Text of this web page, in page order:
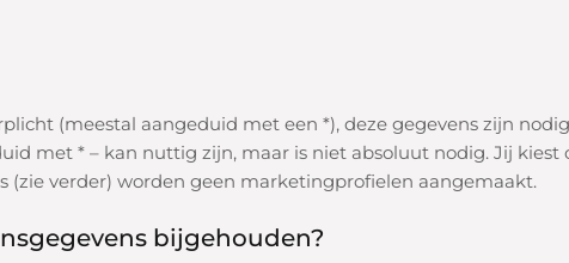
(meestal aangeduid met een *), deze gegevens zijn
met * – kan nuttig zijn, maar is niet absoluut nodig. Jij kiest
(zie verder) worden geen marketingprofielen aangemaakt.
bijgehouden?